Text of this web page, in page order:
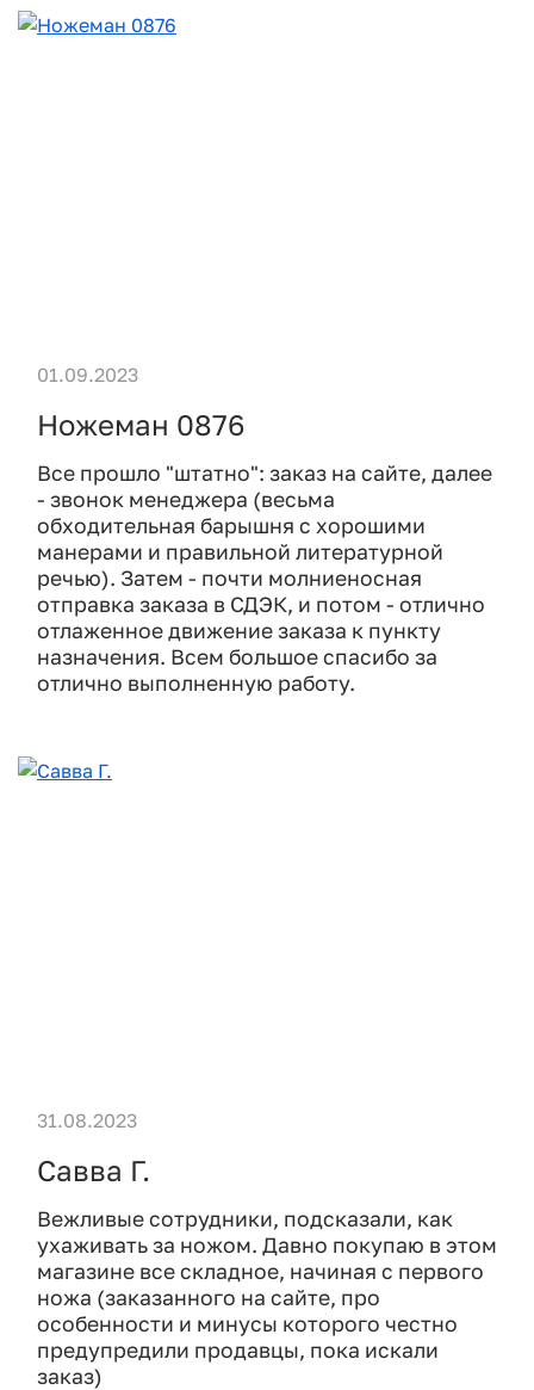
Ножеман 0876
Все прошло "штатно": заказ на сайте, далее
- звонок менеджера (весьма
обходительная барышня с хорошими
манерами и правильной литературной
речью). Затем - почти молниеносная
отправка заказа в СДЭК, и потом - отлично
отлаженное движение заказа к пункту
назначения. Всем большое спасибо за
отлично выполненную работу.
01.09.2023
Савва Г.
Вежливые сотрудники, подсказали, как
ухаживать за ножом. Давно покупаю в этом
магазине все складное, начиная с первого
ножа (заказанного на сайте, про
особенности и минусы которого честно
предупредили продавцы, пока искали
заказ)
31.08.2023